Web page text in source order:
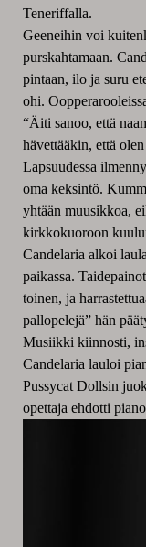
Teneriffalla.
Geeneihin voi
purskahtamaan.
pintaan, ilo ja suru
ohi.
“Äiti sanoo, että
hävettääkin, että
Lapsuudessa
oma keksintö.
yhtään muusikkoa,
kirkkokuoroon
Candelaria alkoi
paikassa.
toinen, ja
pallopelejä” hän
Musiikki kiinnosti,
Candelaria lauloi
Pussycat Dollsin
opettaja ehdotti